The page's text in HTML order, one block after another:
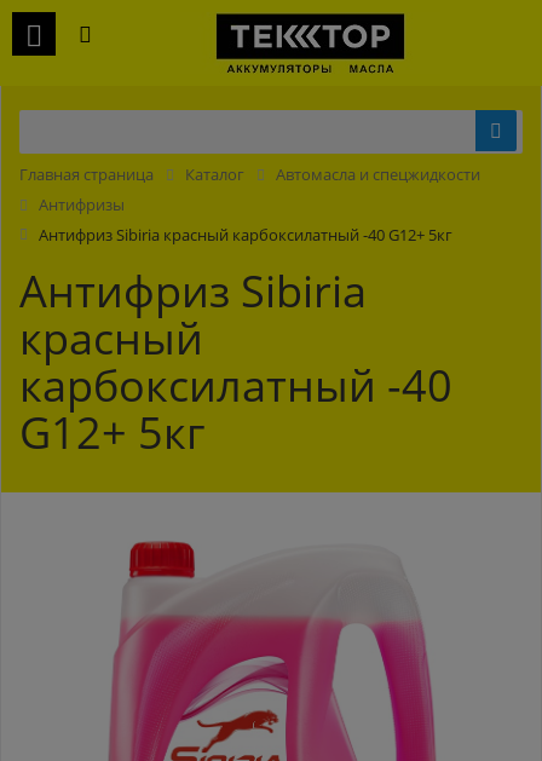
Главная страница Каталог
Автомасла и спецжидкости
Антифризы
Антифриз Sibiria красный карбоксилатный -40 G12+ 5кг
Антифриз Sibiria
красный
карбоксилатный -40
G12+ 5кг